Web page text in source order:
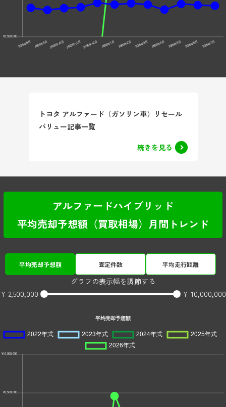
トヨタ アルファード（ガソリン車）リセール
バリュー記事一覧
続きを見る
アルファードハイブリッド
平均売却予想額（買取相場）月間トレンド
平均売却予想額 査定件数 平均走行距離
グラフの表示幅を調節する
¥ 2,500,000
¥ 10,000,000